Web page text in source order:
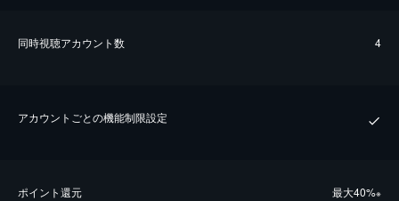
同時視聴アカウント数 4
アカウントごとの機能制限設定
ポイント還元 最⼤40%※